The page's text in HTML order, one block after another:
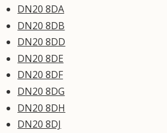
DN20 8DA
DN20 8DB
DN20 8DD
DN20 8DE
DN20 8DF
DN20 8DG
DN20 8DH
DN20 8DJ